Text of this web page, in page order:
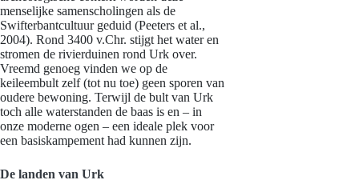
menselijke samenscholingen als de
Swifterbantcultuur geduid (Peeters et al.,
2004). Rond 3400 v.Chr. stijgt het water en
stromen de rivierduinen rond Urk over.
Vreemd genoeg vinden we op de
keileembult zelf (tot nu toe) geen sporen van
oudere bewoning. Terwijl de bult van Urk
toch alle waterstanden de baas is en – in
onze moderne ogen – een ideale plek voor
een basiskampement had kunnen zijn.
De landen van Urk